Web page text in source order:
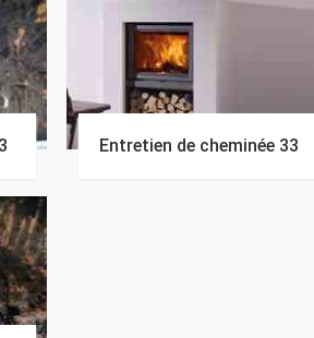
Entretien de cheminée 33